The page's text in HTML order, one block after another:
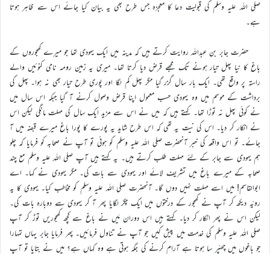
صلی اللہ علیہ وسلم کی قبولیت دعا کا معجزہ جس طرح بھی یہ بیان کیا جائے اس سے ظاہر ہوتا
ہے۔
حضرت جابر بن عبداللہ روایت کرتے ہیں کہ مدینہ میں ایک یہودی تھا جو میرے کھجوروں کے
باغ کا نیا پھل تیار ہونے تک مجھے قرض دیا کرتا تھا۔ میری یہ زمین رومہ نامی کنوئیں والے
راستہ پر واقع تھی۔ ایک بار سال گزر گیا مگر پھل کم لگا اور پوری طرح تیار بھی نہ ہوا۔ پھل کی
برداشت کے موسم میں وہ یہودی حسب معمول اپنا قرض وصول کرنے آ گیا جبکہ اس سال میں
نے کوئی پھل نہ توڑا تھا۔ کہتے ہیں کہ میں نے اس سے مزید ایک سال کی مہلت مانگی لیکن اس
نے انکار کر دیا۔ اس کی نیت یہ تھی کہ اس طرح شاید یہ پورے کا پورا باغ میرے قبضہ میں آ
جائے۔ تو اس واقعہ کی خبر آنحضرت صلی اللہ علیہ وسلم کو ہوئی تو آپ نے صحابہ کو فرمایا کہ چلو
ہم یہودی سے جابر کے لئے مہلت طلب کرتے ہیں۔ یہ کہتے ہیں آپ صلی اللہ علیہ وسلم مع چند
صحابہ کے میرے باغ میں تشریف لائے اور یہودی سے بات کی۔ مگر یہودی نے کہا۔ اے
ابوالقاسم! میں اسے مہلت نہیں دوں گا۔ آنحضرت صلی اللہ علیہ وسلم کو مخاطب کیا۔ یہودی کا یہ
رویّہ دیکھ کر آپ نے کھجور کے درختوں میں ایک چکر لگایا پھر آ کر یہودی سے دوبارہ بات کی۔
لیکن اس نے پھر انکار کر دیا۔ کہتے ہیں اس دوران مَیں نے باغ سے کچھ کھجوریں توڑ کر آپ
صلی اللہ علیہ وسلم کی خدمت میں پیش کیں جو آپ نے تناول فرمائیں۔ پھر فرمایا جابر یہاں تمہارا
جو باغوں میں چھپّر سا ہوتا ہے آرام کرنے کی جگہ ہوتی ہے وہ کہاں ہے؟ میں نے بتایا تو آپ